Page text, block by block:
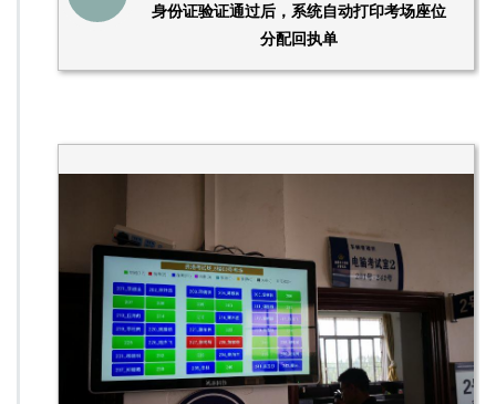
身份证验证通过后，系统自动打印考场座位
分配回执单